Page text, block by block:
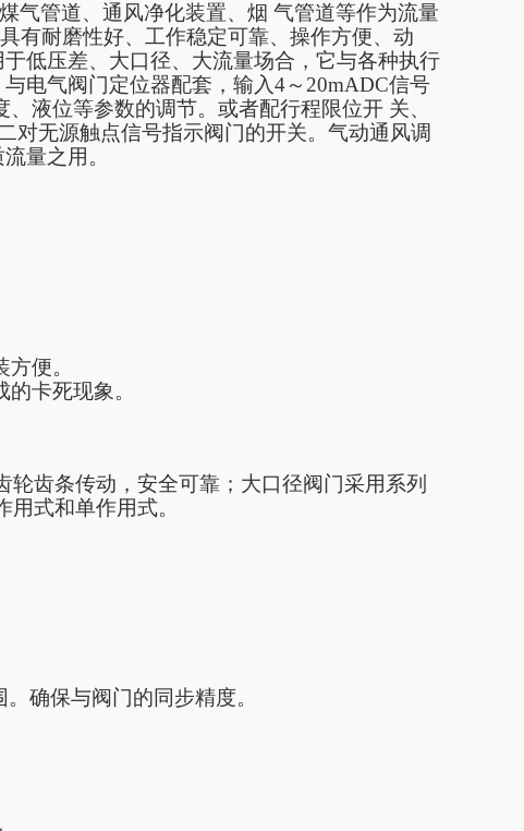
气管道、通风净化装置、烟 气管道等作为流量
有耐磨性好、工作稳定可靠、操作方便、动
低压差、大口径、大流量场合，它与各种执行
电气阀门定位器配套，输入4～20mADC信号
液位等参数的调节。或者配行程限位开 关、
对无源触点信号指示阀门的开关。气动通风调
量之用。
便。
卡死现象。
轮齿条传动，安全可靠；大口径阀门采用系列
式和单作用式。
确保与阀门的同步精度。